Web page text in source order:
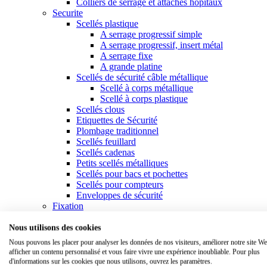
Securite
Scellés plastique
A serrage progressif simple
A serrage progressif, insert métal
A serrage fixe
A grande platine
Scellés de sécurité câble métallique
Scellé à corps métallique
Scellé à corps plastique
Scellés clous
Etiquettes de Sécurité
Plombage traditionnel
Scellés feuillard
Scellés cadenas
Petits scellés métalliques
Scellés pour bacs et pochettes
Scellés pour compteurs
Enveloppes de sécurité
Fixation
Colliers standards
Colliers à usage spécifique
Colliers à platine
Outillage liens
Nous utilisons des cookies
Nous pouvons les placer pour analyser les données de nos visiteurs, améliorer notre site
afficher un contenu personnalisé et vous faire vivre une expérience inoubliable. Pour plus
d'informations sur les cookies que nous utilisons, ouvrez les paramètres.